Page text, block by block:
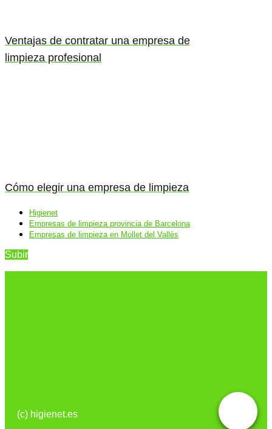
Ventajas de contratar una empresa de
limpieza profesional
Cómo elegir una empresa de limpieza
Higienet
Empresas de limpieza provincia de Barcelona
Empresas de limpieza en Mollet del Vallès
Subir
(c) higienet.es